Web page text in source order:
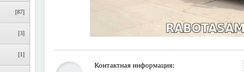
[87]
[3]
[1]
Контактная информация: